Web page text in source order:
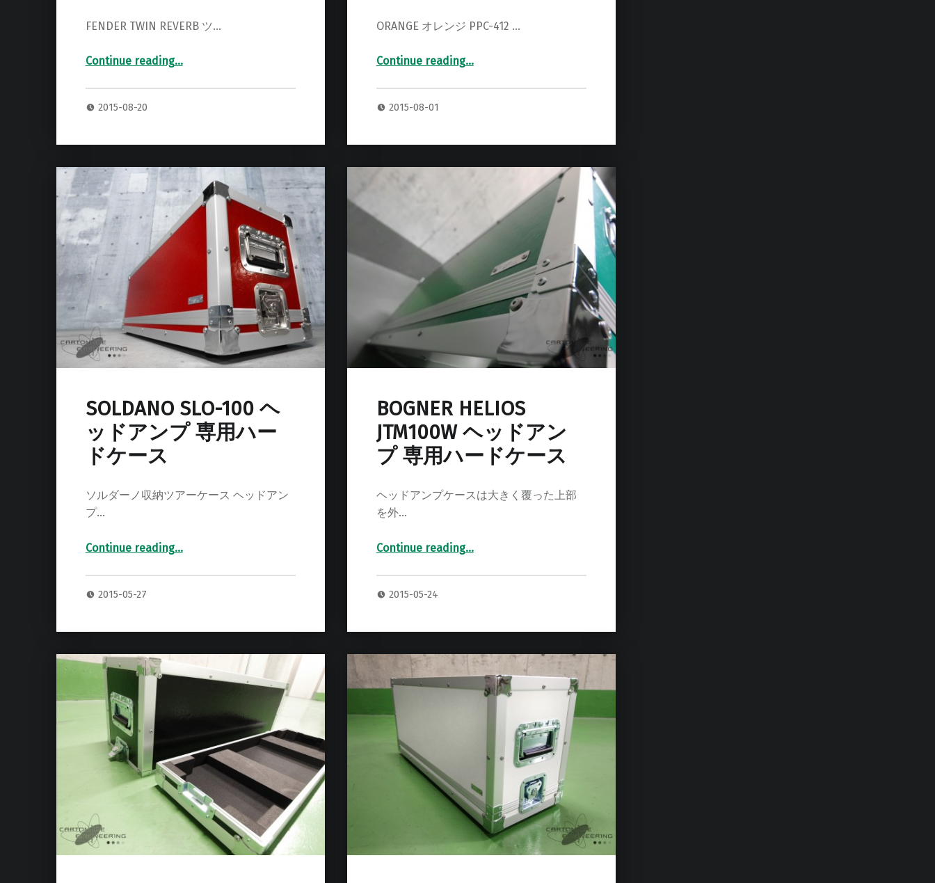
FENDER TWIN REVERB ツ…
Continue reading“FENDER TWIN REVERB COMBO 専用ハードケース”
…
2015-08-20
ORANGE オレンジ PPC-412 …
Continue reading“ORANGE PPC-412 キャビネット 専用ハードケース”
…
2015-08-01
SOLDANO SLO-100 ヘ
ッドアンプ 専用ハー
ドケース
ソルダーノ収納ツアーケース ヘッドアン
プ…
Continue reading“SOLDANO SLO-100 ヘッドアンプ 専用ハードケース”
…
2015-05-27
BOGNER HELIOS
JTM100W ヘッドアン
プ 専用ハードケース
ヘッドアンプケースは大きく覆った上部
を外…
Continue reading“BOGNER HELIOS JTM100W ヘッドアンプ 専用ハードケース”
…
2015-05-24